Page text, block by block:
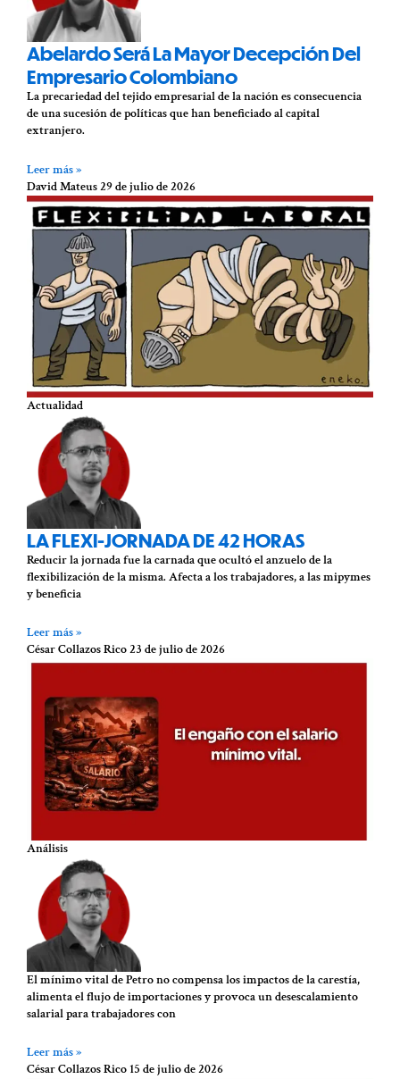
Abelardo Será La Mayor Decepción Del
Empresario Colombiano
La precariedad del tejido empresarial de la nación es consecuencia
de una sucesión de políticas que han beneficiado al capital
extranjero.
Leer más »
David Mateus29 de julio de 2026
Actualidad
LA FLEXI-JORNADA DE 42 HORAS
Reducir la jornada fue la carnada que ocultó el anzuelo de la
flexibilización de la misma. Afecta a los trabajadores, a las mipymes
y beneficia
Leer más »
César Collazos Rico23 de julio de 2026
Análisis
El mínimo vital de Petro no compensa los impactos de la carestía,
alimenta el flujo de importaciones y provoca un desescalamiento
salarial para trabajadores con
Leer más »
César Collazos Rico 15 de julio de 2026